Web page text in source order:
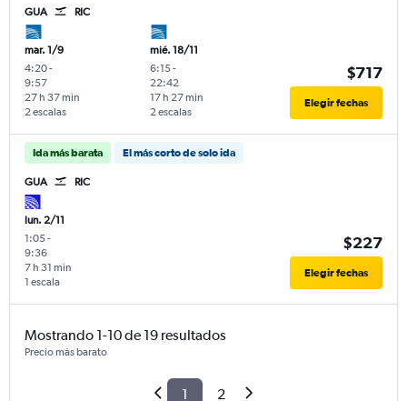
GUA RIC
mar. 1/9
4:20-
9:57
2 escalas
27 h 37 min
mié. 18/11
6:15-
22:42
2 escalas
17 h 27 min
$717
Elegir fechas
Ida más barata El más corto de solo ida
GUA RIC
lun. 2/11
1:05-
9:36
1 escala
7 h 31 min
$227
Elegir fechas
Mostrando 1-10 de 19 resultados
Precio más barato
1 2